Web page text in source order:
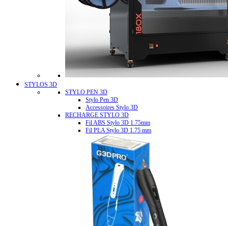
STYLOS 3D
STYLO PEN 3D
Stylo Pen 3D
Accessoires Stylo 3D
RECHARGE STYLO 3D
Fil ABS Stylo 3D 1.75mm
Fil PLA Stylo 3D 1.75 mm